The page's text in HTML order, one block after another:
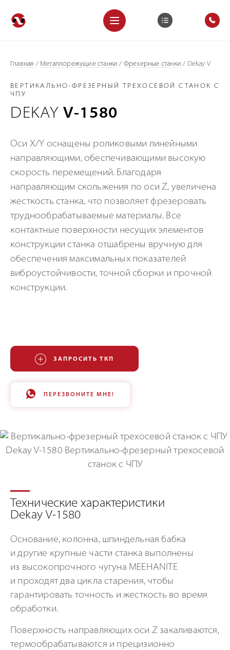
Главная / Металлорежущие станки / Фрезерные станки / Dekay V
ВЕРТИКАЛЬНО-ФРЕЗЕРНЫЙ ТРЕХОСЕВОЙ СТАНОК С
ЧПУ
DEKAY V-1580
Оси X/Y оснащены роликовыми линейными
направляющими, обеспечивающими высокую
скорость перемещений. Благодаря
направляющим скольжения по оси Z, увеличена
жесткость станка, что позволяет фрезеровать
труднообрабатываемые материалы. Все
контактные поверхности несущих элементов
конструкции станка отшабрены вручную для
обеспечения максимальных показателей
виброустойчивости, точной сборки и прочной
конструкции.
ЗАПРОСИТЬ ТКП
ПЕРЕЗВОНИТЕ МНЕ!
Технические характеристики
Dekay V-1580
Основание, колонна, шпиндельная бабка
и другие крупные части станка выполнены
из высокопрочного чугуна MEEHANITE
и проходят два цикла старения, чтобы
гарантировать точность и жесткость во время
обработки.
Поверхность направляющих оси Z закаливаются,
термообрабатываются и прецизионно